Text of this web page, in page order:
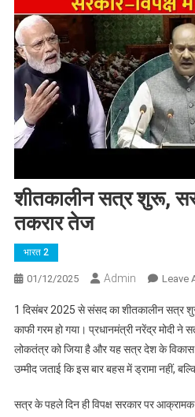
शीतकालीन सत्र शुरू,
तकरार तेज
भारत 2
01/12/2025 Admin Leave
1 दिसंबर 2025 से संसद का शीतकालीन सत्र
काफी गरम हो गया। प्रधानमंत्री नरेंद्र मोदी
लोकतंत्र को जिया है और यह सत्र देश के विकास
उम्मीद जताई कि इस बार बहस में ड्रामा नहीं,
सत्र के पहले दिन ही विपक्ष सरकार पर आक्रामक